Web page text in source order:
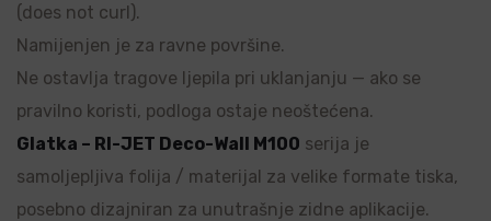
(does not curl).
Namijenjen je za ravne površine.
Ne ostavlja tragove ljepila pri uklanjanju — ako se
pravilno koristi, podloga ostaje neoštećena.
Glatka – RI-JET Deco-Wall M100 serija je
samoljepljiva folija / materijal za velike formate tiska,
posebno dizajniran za unutrašnje zidne aplikacije.